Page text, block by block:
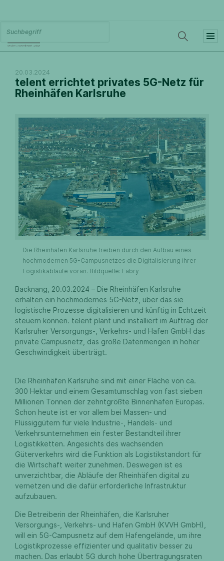
20.03.2024
telent errichtet privates 5G-Netz für
Rheinhäfen Karlsruhe
Die Rheinhäfen Karlsruhe treiben durch den Aufbau eines
hochmodernen 5G-Campusnetzes die Digitalisierung ihrer
Logistikabläufe voran. Bildquelle: Fabry
Backnang, 20.03.2024 – Die Rheinhäfen Karlsruhe
erhalten ein hochmodernes 5G-Netz, über das sie
logistische Prozesse digitalisieren und künftig in Echtzeit
steuern können. telent plant und installiert im Auftrag der
Karlsruher Versorgungs-, Verkehrs- und Hafen GmbH das
private Campusnetz, das große Datenmengen in hoher
Geschwindigkeit überträgt.
Die Rheinhäfen Karlsruhe sind mit einer Fläche von ca.
300 Hektar und einem Gesamtumschlag von fast sieben
Millionen Tonnen der zehntgrößte Binnenhafen Europas.
Schon heute ist er vor allem bei Massen- und
Flüssiggütern für viele Industrie-, Handels- und
Verkehrsunternehmen ein fester Bestandteil ihrer
Logistikketten. Angesichts des wachsenden
Güterverkehrs wird die Funktion als Logistikstandort für
die Wirtschaft weiter zunehmen. Deswegen ist es
unverzichtbar, die Abläufe der Rheinhäfen digital zu
vernetzen und die dafür erforderliche Infrastruktur
aufzubauen.
Die Betreiberin der Rheinhäfen, die Karlsruher
Versorgungs-, Verkehrs- und Hafen GmbH (KVVH GmbH),
will ein 5G-Campusnetz auf dem Hafengelände, um ihre
Logistikprozesse effizienter und qualitativ besser zu
machen. Das erlaubt 5G durch hohe Übertragungsraten